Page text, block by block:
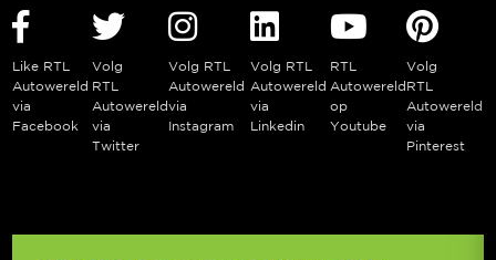
Like RTL
Autowereld
via
Facebook
Volg
RTL
Autowereld
via
Twitter
Volg RTL
Autowereld
via
Instagram
Volg RTL
Autowereld
via
Linkedin
RTL
Autowereld
op
Youtube
Volg
RTL
Autowereld
via
Pinterest